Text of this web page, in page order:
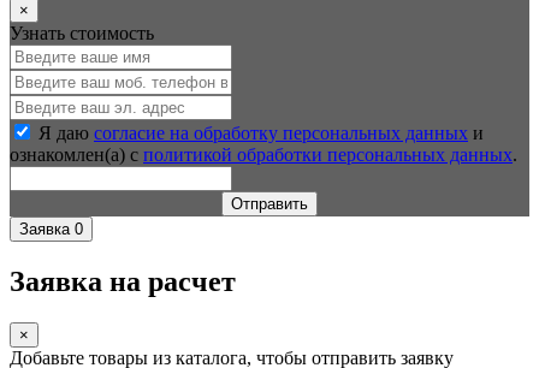
×
Узнать стоимость
Я даю согласие на обработку персональных данных и
ознакомлен(а) с политикой обработки персональных данных.
Отправить
Заявка 0
Заявка на расчет
×
Добавьте товары из каталога, чтобы отправить заявку